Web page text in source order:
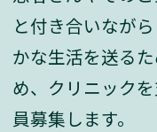
と付き合いなが
かな生活を送る
め、クリニック
員募集します。